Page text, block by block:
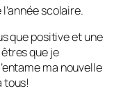
scolaire.
que positive et une
que je
ma nouvelle
tous!